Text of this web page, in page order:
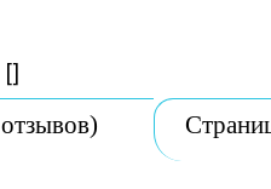
[]
отзывов)